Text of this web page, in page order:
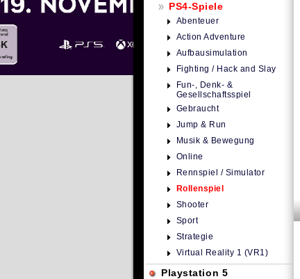
PS4-Spiele
Abenteuer
Action Adventure
Aufbausimulation
Fighting / Hack and Slay
Fun-, Denk- &
Gesellschaftsspiel
Gebraucht
Jump & Run
Musik & Bewegung
Online
Rennspiel / Simulator
Rollenspiel
Shooter
Sport
Strategie
Virtual Reality 1 (VR1)
Playstation 5